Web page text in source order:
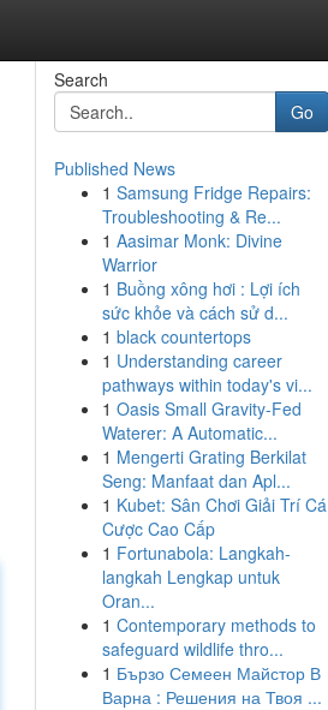
Search
Go
Published News
1 Samsung Fridge Repairs:
Troubleshooting & Re...
1 Aasimar Monk: Divine
Warrior
1 Buồng xông hơi : Lợi ích
sức khỏe và cách sử d...
1 black countertops
1 Understanding career
pathways within today's vi...
1 Oasis Small Gravity-Fed
Waterer: A Automatic...
1 Mengerti Grating Berkilat
Seng: Manfaat dan Apl...
1 Kubet: Sân Chơi Giải Trí Cá
Cược Cao Cấp
1 Fortunabola: Langkah-
langkah Lengkap untuk
Oran...
1 Contemporary methods to
safeguard wildlife thro...
1 Бързо Семеен Майстор В
Варна : Решения на Твоя ...